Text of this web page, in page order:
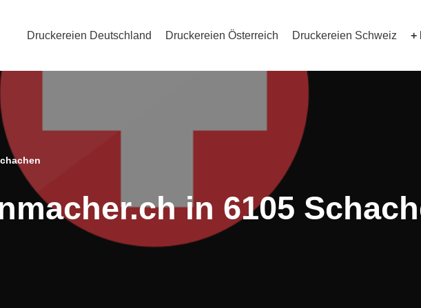
Druckereien Deutschland Druckereien Österreich Druckereien Schweiz +
in 6105